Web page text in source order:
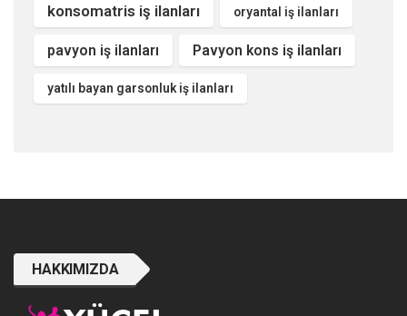
konsomatris iş ilanları oryantal iş ilanları
pavyon iş ilanları Pavyon kons iş ilanları
yatılı bayan garsonluk iş ilanları
HAKKIMIZDA